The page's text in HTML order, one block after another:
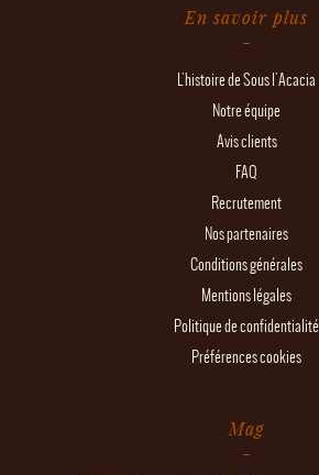
En savoir plus
L'histoire de Sous l'Acacia
Notre équipe
Avis clients
FAQ
Recrutement
Nos partenaires
Conditions générales
Mentions légales
Politique de confidentialité
Préférences cookies
Mag